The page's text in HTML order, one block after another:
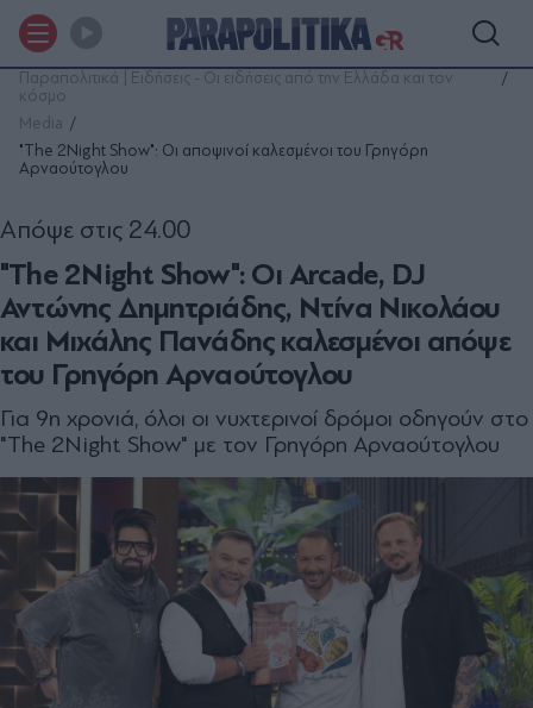
Παραπολιτικά | Ειδήσεις - Οι ειδήσεις από την Ελλάδα και τον
κόσμο
Media
"The 2Night Show": Οι αποψινοί καλεσμένοι του Γρηγόρη
Αρναούτογλου
"The 2Night Show": Οι Arcade, DJ
Αντώνης Δημητριάδης, Ντίνα Νικολάου
και Μιχάλης Πανάδης καλεσμένοι απόψε
του Γρηγόρη Αρναούτογλου
Απόψε στις 24.00
Για 9η χρονιά, όλοι οι νυχτερινοί δρόμοι οδηγούν στο
"The 2Night Show" με τον Γρηγόρη Αρναούτογλου